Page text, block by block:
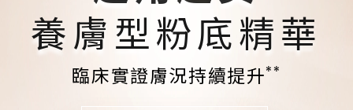
19
11
57
6
5
4
0
9
養膚型粉底精華
臨床實證膚況持續提升**